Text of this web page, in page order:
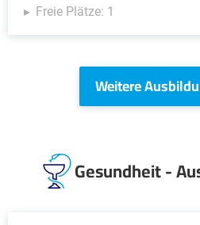
Freie Plätze: 1
Weitere
Gesundheit -